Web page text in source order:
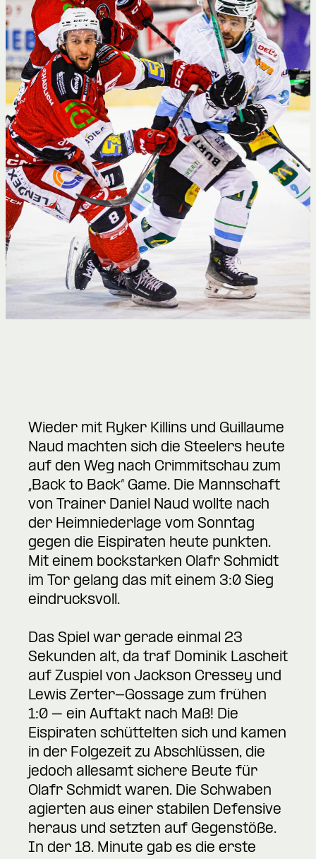
Wieder mit Ryker Killins und Guillaume
Naud machten sich die Steelers heute
auf den Weg nach Crimmitschau zum
„Back to Back“ Game. Die Mannschaft
von Trainer Daniel Naud wollte nach
der Heimniederlage vom Sonntag
gegen die Eispiraten heute punkten.
Mit einem bockstarken Olafr Schmidt
im Tor gelang das mit einem 3:0 Sieg
eindrucksvoll.
Das Spiel war gerade einmal 23
Sekunden alt, da traf Dominik Lascheit
auf Zuspiel von Jackson Cressey und
Lewis Zerter-Gossage zum frühen
1:0 – ein Auftakt nach Maß! Die
Eispiraten schüttelten sich und kamen
in der Folgezeit zu Abschlüssen, die
jedoch allesamt sichere Beute für
Olafr Schmidt waren. Die Schwaben
agierten aus einer stabilen Defensive
heraus und setzten auf Gegenstöße.
In der 18. Minute gab es die erste